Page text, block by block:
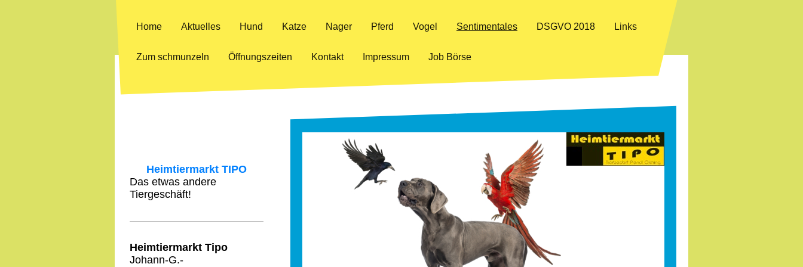
Home Aktuelles Hund Katze Nager Pferd Vogel Sentimentales DSGVO 2018 Links
Zum schmunzeln Öffnungszeiten Kontakt Impressum Job Börse
Heimtiermarkt TIPO
Das etwas andere
Tiergeschäft!
Heimtiermarkt Tipo
Johann-G.-